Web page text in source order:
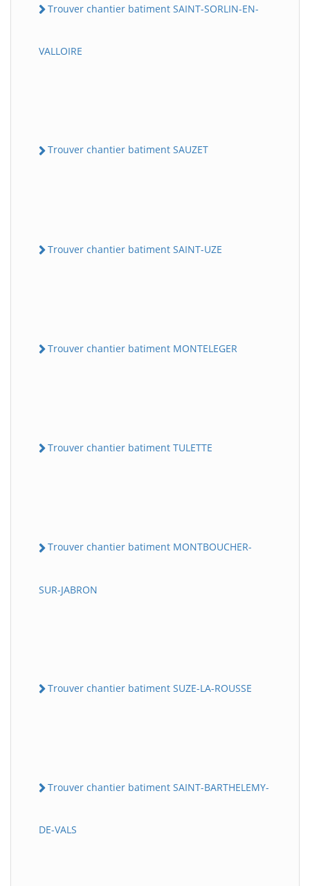
Trouver chantier batiment SAINT-SORLIN-EN-
VALLOIRE
Trouver chantier batiment SAUZET
Trouver chantier batiment SAINT-UZE
Trouver chantier batiment MONTELEGER
Trouver chantier batiment TULETTE
Trouver chantier batiment MONTBOUCHER-
SUR-JABRON
Trouver chantier batiment SUZE-LA-ROUSSE
Trouver chantier batiment SAINT-BARTHELEMY-
DE-VALS